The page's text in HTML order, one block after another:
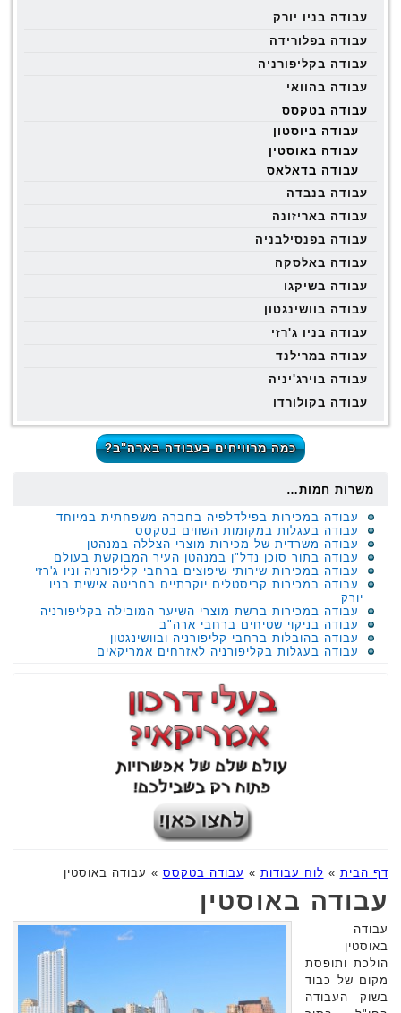
עבודה בניו יורק
עבודה בפלורידה
עבודה בקליפורניה
עבודה בהוואי
עבודה בטקסס
עבודה ביוסטון
עבודה באוסטין
עבודה בדאלאס
עבודה בנבדה
עבודה באריזונה
עבודה בפנסילבניה
עבודה באלסקה
עבודה בשיקגו
עבודה בוושינגטון
עבודה בניו ג'רזי
עבודה במרילנד
עבודה בוירג'יניה
עבודה בקולורדו
כמה מרוויחים בעבודה בארה"ב?
משרות חמות…
עבודה במכירות בפילדלפיה בחברה משפחתית במיוחד
עבודה בעגלות במקומות השווים בטקסס
עבודה משרדית של מכירות מוצרי הצללה במנהטן
עבודה בתור סוכן נדל"ן במנהטן העיר המבוקשת בעולם
עבודה במכירות שירותי שיפוצים ברחבי קליפורניה וניו ג'רזי
עבודה במכירות קריסטלים יוקרתיים בחריטה אישית בניו
יורק
עבודה במכירות ברשת מוצרי השיער המובילה בקליפורניה
עבודה בניקוי שטיחים ברחבי ארה"ב
עבודה בהובלות ברחבי קליפורניה ובוושינגטון
עבודה בעגלות בקליפורניה לאזרחים אמריקאים
דף הבית » לוח עבודות » עבודה בטקסס » עבודה באוסטין
עבודה באוסטין
עבודה
באוסטין
הולכת ותופסת
מקום של כבוד
בשוק העבודה